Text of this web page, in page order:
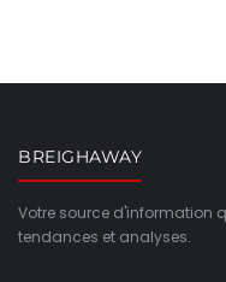
BREIGHAWAY
Votre source d'information
tendances et analyses.